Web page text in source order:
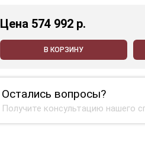
Цена 574 992 p.
В КОРЗИНУ
Остались вопросы?
Получите консультацию нашего